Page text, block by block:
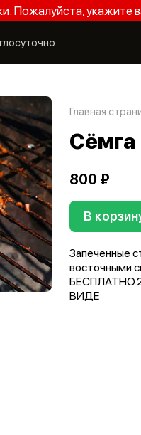
Пожалуйста, укажите
Главная
Сёмга
800 ₽
В
Запеченные
восточными
ВИДЕ